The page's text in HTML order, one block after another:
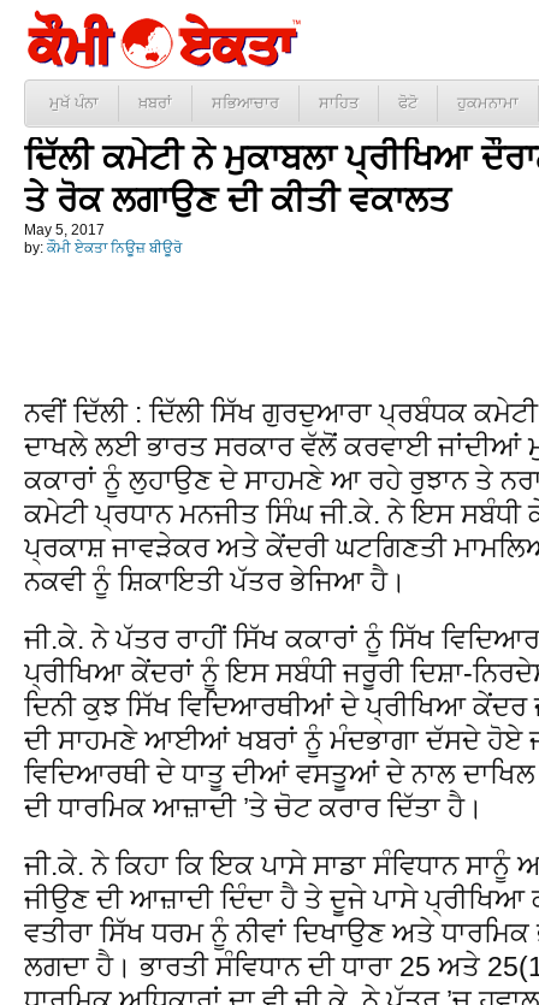
ਮੁਖੱ ਪੰਨਾ ਖ਼ਬਰਾਂ ਸਭਿਆਚਾਰ ਸਾਹਿਤ ਫੋਟੋ ਹੁਕਮਨਾਮਾ
ਦਿੱਲੀ ਕਮੇਟੀ ਨੇ ਮੁਕਾਬਲਾ ਪ੍ਰੀਖਿਆ
ਤੇ ਰੋਕ ਲਗਾਉਣ ਦੀ ਕੀਤੀ ਵਕਾਲਤ
May 5, 2017
by: ਕੌਮੀ ਏਕਤਾ ਨਿਊਜ਼ ਬੀਊਰੋ
ਨਵੀਂ ਦਿੱਲੀ : ਦਿੱਲੀ ਸਿੱਖ ਗੁਰਦੁਆਰਾ ਪ੍ਰਬੰਧਕ
ਦਾਖਲੇ ਲਈ ਭਾਰਤ ਸਰਕਾਰ ਵੱਲੋਂ ਕਰਵਾਈ ਜਾਂਦੀਆਂ
ਕਕਾਰਾਂ ਨੂੰ ਲੁਹਾਉਣ ਦੇ ਸਾਹਮਣੇ ਆ ਰਹੇ ਰੁਝਾਨ ਤੇ
ਕਮੇਟੀ ਪ੍ਰਧਾਨ ਮਨਜੀਤ ਸਿੰਘ ਜੀ.ਕੇ. ਨੇ ਇਸ ਸਬੰਧੀ
ਪ੍ਰਕਾਸ਼ ਜਾਵੜੇਕਰ ਅਤੇ ਕੇਂਦਰੀ ਘਟਗਿਣਤੀ
ਨਕਵੀ ਨੂੰ ਸ਼ਿਕਾਇਤੀ ਪੱਤਰ ਭੇਜਿਆ ਹੈ।
ਜੀ.ਕੇ. ਨੇ ਪੱਤਰ ਰਾਹੀਂ ਸਿੱਖ ਕਕਾਰਾਂ ਨੂੰ ਸਿੱਖ
ਪ੍ਰੀਖਿਆ ਕੇਂਦਰਾਂ ਨੂੰ ਇਸ ਸਬੰਧੀ ਜਰੂਰੀ ਦਿਸ਼ਾ-
ਦਿਨੀ ਕੁਝ ਸਿੱਖ ਵਿਦਿਆਰਥੀਆਂ ਦੇ ਪ੍ਰੀਖਿਆ ਕੇਂਦਰ
ਦੀ ਸਾਹਮਣੇ ਆਈਆਂ ਖਬਰਾਂ ਨੂੰ ਮੰਦਭਾਗਾ ਦੱਸਦੇ ਹੋਏ
ਵਿਦਿਆਰਥੀ ਦੇ ਧਾਤੂ ਦੀਆਂ ਵਸਤੂਆਂ ਦੇ ਨਾਲ
ਦੀ ਧਾਰਮਿਕ ਆਜ਼ਾਦੀ ’ਤੇ ਚੋਟ ਕਰਾਰ ਦਿੱਤਾ ਹੈ।
ਜੀ.ਕੇ. ਨੇ ਕਿਹਾ ਕਿ ਇਕ ਪਾਸੇ ਸਾਡਾ ਸੰਵਿਧਾਨ ਸਾਨੂੰ
ਜੀਉਣ ਦੀ ਆਜ਼ਾਦੀ ਦਿੰਦਾ ਹੈ ਤੇ ਦੂਜੇ ਪਾਸੇ
ਵਤੀਰਾ ਸਿੱਖ ਧਰਮ ਨੂੰ ਨੀਵਾਂ ਦਿਖਾਉਣ ਅਤੇ
ਲਗਦਾ ਹੈ। ਭਾਰਤੀ ਸੰਵਿਧਾਨ ਦੀ ਧਾਰਾ 25 ਅਤੇ